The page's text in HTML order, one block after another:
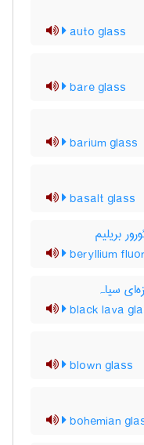
auto glass
bare glass
barium glass
basalt glass
بریلیم
beryllium
سیاہ
black lava
blown glass
bohemian